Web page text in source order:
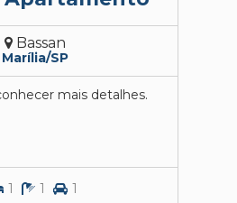
Bassan
Marília/SP
mais detalhes.
1 1 1